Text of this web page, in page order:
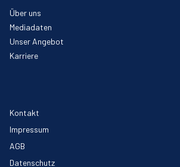
Über uns
Mediadaten
Unser Angebot
Karriere
Kontakt
Impressum
AGB
Datenschutz